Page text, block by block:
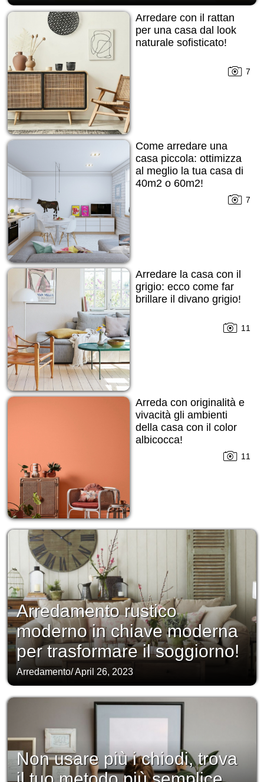
Arredare con il rattan
per una casa dal look
naturale sofisticato!
7
Come arredare una
casa piccola: ottimizza
al meglio la tua casa di
40m2 o 60m2!
7
Arredare la casa con il
grigio: ecco come far
brillare il divano grigio!
11
Arreda con originalità e
vivacità gli ambienti
della casa con il color
albicocca!
11
Arredamento rustico
moderno in chiave moderna
per trasformare il soggiorno!
Arredamento/April 26, 2023
Non usare più i chiodi, trova